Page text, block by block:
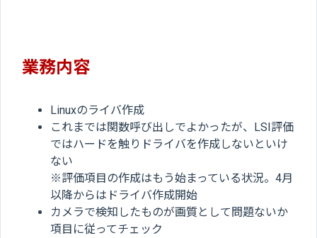
業務内容
Linuxのライバ作成
これまでは関数呼び出しでよかったが、LSI評価
ではハードを触りドライバを作成しないといけ
ない
※評価項目の作成はもう始まっている状況。4月
以降からはドライバ作成開始
カメラで検知したものが画質として問題ないか
項目に従ってチェック